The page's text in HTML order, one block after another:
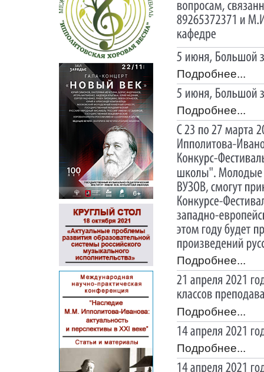
Подробнее...
Подробнее...
Подробнее...
Подробнее...
Подробнее...